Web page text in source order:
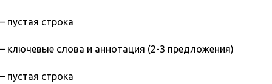
– пустая строка
– ключевые слова и аннотация (2-3 предложения)
– пустая строка